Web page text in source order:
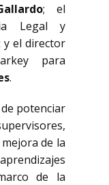
; el
Legal y
y el director
para
.
potenciar
de la
de la